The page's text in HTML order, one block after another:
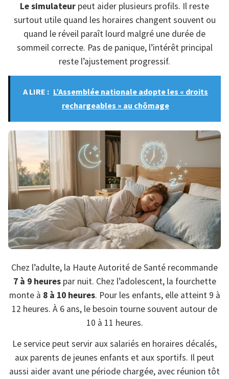
Le simulateur peut aider plusieurs profils. Il reste
surtout utile quand les horaires changent souvent ou
quand le réveil paraît lourd malgré une durée de
sommeil correcte. Pas de panique, l’intérêt principal
reste l’ajustement progressif.
A LIRE : L’Assemblée nationale adopte les « droits
rechargeables » au chômage
Chez l’adulte, la Haute Autorité de Santé recommande
7 à 9 heurespar nuit. Chez l’adolescent, la fourchette
monte à 8 à 10 heures. Pour les enfants, elle atteint 9 à
12 heures. À 6 ans, le besoin tourne souvent autour de
10 à 11 heures.
Le service peut servir aux salariés en horaires décalés,
aux parents de jeunes enfants et aux sportifs. Il peut
aussi aider avant une période chargée, avec réunion tôt